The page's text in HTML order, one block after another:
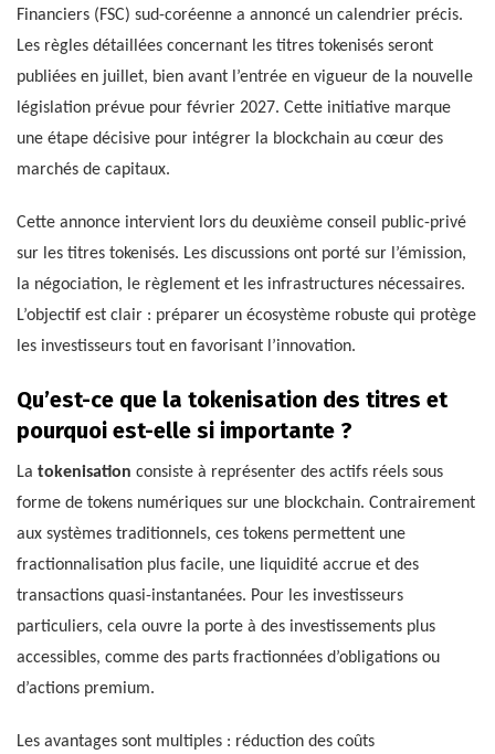
Financiers (FSC) sud-coréenne a annoncé un calendrier précis.
Les règles détaillées concernant les titres tokenisés seront
publiées en juillet, bien avant l’entrée en vigueur de la nouvelle
législation prévue pour février 2027. Cette initiative marque
une étape décisive pour intégrer la blockchain au cœur des
marchés de capitaux.
Cette annonce intervient lors du deuxième conseil public-privé
sur les titres tokenisés. Les discussions ont porté sur l’émission,
la négociation, le règlement et les infrastructures nécessaires.
L’objectif est clair : préparer un écosystème robuste qui protège
les investisseurs tout en favorisant l’innovation.
Qu’est-ce que la tokenisation des titres et
pourquoi est-elle si importante ?
La tokenisation consiste à représenter des actifs réels sous
forme de tokens numériques sur une blockchain. Contrairement
aux systèmes traditionnels, ces tokens permettent une
fractionnalisation plus facile, une liquidité accrue et des
transactions quasi-instantanées. Pour les investisseurs
particuliers, cela ouvre la porte à des investissements plus
accessibles, comme des parts fractionnées d’obligations ou
d’actions premium.
Les avantages sont multiples : réduction des coûts